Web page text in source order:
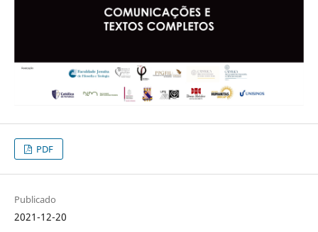
PDF
Publicado
2021-12-20